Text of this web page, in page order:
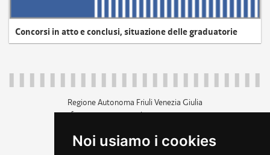
Noi usiamo i cookies
Concorsi in atto e conclusi, situazione delle graduatorie
Regione Autonoma Friuli Venezia Giulia
c.f. 80014930327; p.iva 00526040324
+39 040 3771111